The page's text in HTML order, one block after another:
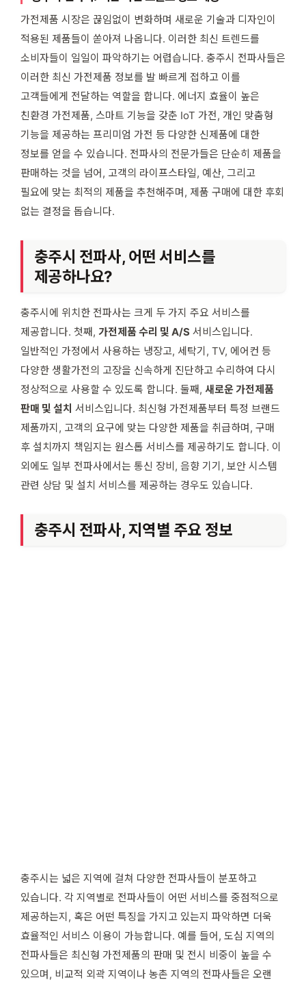
가전제품 시장은 끊임없이 변화하며 새로운 기술과 디자인이
적용된 제품들이 쏟아져 나옵니다. 이러한 최신 트렌드를
소비자들이 일일이 파악하기는 어렵습니다. 충주시 전파사들은
이러한 최신 가전제품 정보를 발 빠르게 접하고 이를
고객들에게 전달하는 역할을 합니다. 에너지 효율이 높은
친환경 가전제품, 스마트 기능을 갖춘 IoT 가전, 개인 맞춤형
기능을 제공하는 프리미엄 가전 등 다양한 신제품에 대한
정보를 얻을 수 있습니다. 전파사의 전문가들은 단순히 제품을
판매하는 것을 넘어, 고객의 라이프스타일, 예산, 그리고
필요에 맞는 최적의 제품을 추천해주며, 제품 구매에 대한 후회
없는 결정을 돕습니다.
충주시 전파사, 어떤 서비스를
제공하나요?
충주시에 위치한 전파사는 크게 두 가지 주요 서비스를
제공합니다. 첫째, 가전제품 수리 및 A/S 서비스입니다.
일반적인 가정에서 사용하는 냉장고, 세탁기, TV, 에어컨 등
다양한 생활가전의 고장을 신속하게 진단하고 수리하여 다시
정상적으로 사용할 수 있도록 합니다. 둘째, 새로운 가전제품
판매 및 설치 서비스입니다. 최신형 가전제품부터 특정 브랜드
제품까지, 고객의 요구에 맞는 다양한 제품을 취급하며, 구매
후 설치까지 책임지는 원스톱 서비스를 제공하기도 합니다. 이
외에도 일부 전파사에서는 통신 장비, 음향 기기, 보안 시스템
관련 상담 및 설치 서비스를 제공하는 경우도 있습니다.
충주시 전파사, 지역별 주요 정보
충주시는 넓은 지역에 걸쳐 다양한 전파사들이 분포하고
있습니다. 각 지역별로 전파사들이 어떤 서비스를 중점적으로
제공하는지, 혹은 어떤 특징을 가지고 있는지 파악하면 더욱
효율적인 서비스 이용이 가능합니다. 예를 들어, 도심 지역의
전파사들은 최신형 가전제품의 판매 및 전시 비중이 높을 수
있으며, 비교적 외곽 지역이나 농촌 지역의 전파사들은 오랜